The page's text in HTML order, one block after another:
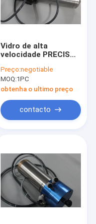
Vidro de alta
velocidade PRECISO
telemóvel do
processo do eixo do
CNC
Preço:negotiable
MOQ:1PC
obtenha o ultimo preço
contacto